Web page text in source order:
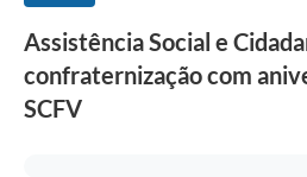
Assistência Social e
confraternização com
SCFV